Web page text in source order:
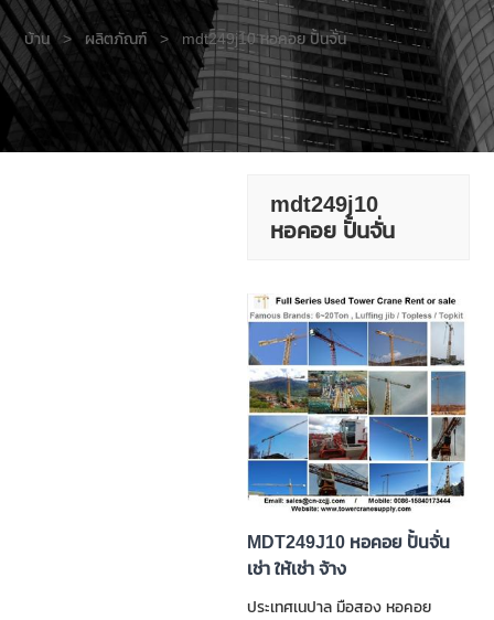
บ้าน > ผลิตภัณฑ์ > mdt249j10 หอคอย ปั้นจั่น
mdt249j10
หอคอย ปั้นจั่น
MDT249J10 หอคอย ปั้นจั่น
เช่า ให้เช่า จ้าง
ประเทศเนปาล มือสอง หอคอย